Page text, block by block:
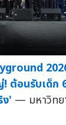
ต้อนรับเด็ก
ง' — มหาวิทย